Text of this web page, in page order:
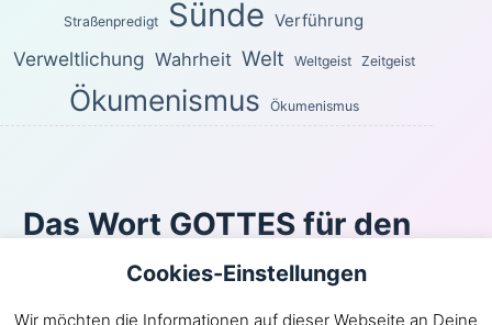
Straßenpredigt Sünde Verführung
Verweltlichung Wahrheit Welt Weltgeist Zeitgeist
Ökumenismus Ökumenismus
Das Wort GOTTES für den
heutigen Tag
Für die Freiheit hat Christus uns frei gemacht. Steht
Cookies-Einstellungen
Wir möchten die Informationen auf dieser Webseite an Deine